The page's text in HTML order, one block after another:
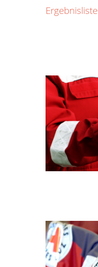
Ergebnisliste